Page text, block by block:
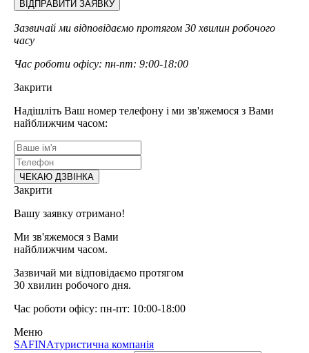
Зазвичай ми відповідаємо протягом 30 хвилин робочого
часу
Час роботи офісу: пн-пт: 9:00-18:00
Закрити
Надішліть Ваш номер телефону і ми зв'яжемося з Вами
найближчим часом:
Закрити
Вашу заявку отримано!
Ми зв'яжемося з Вами
найближчим часом.
Зазвичай ми відповідаємо протягом
30 хвилин робочого дня.
Час роботи офісу: пн-пт: 10:00-18:00
Меню
SAFINAтуристична компанія